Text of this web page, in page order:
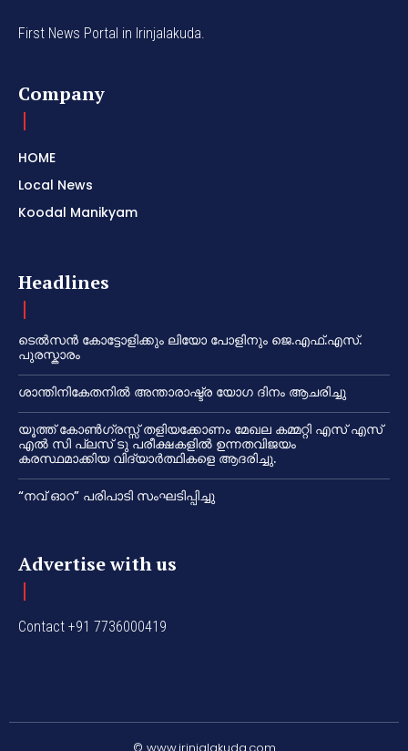
First News Portal in Irinjalakuda.
Company
HOME
Local News
Koodal Manikyam
Headlines
ടെൽസൻ കോട്ടോളിക്കും ലിയോ പോളിനും ജെ.എഫ്.എസ്.
പുരസ്കാരം
ശാന്തിനികേതനിൽ അന്താരാഷ്ട്ര യോഗ ദിനം ആചരിച്ചു
യൂത്ത് കോൺഗ്രസ്സ് തളിയക്കോണം മേഖല കമ്മറ്റി എസ് എസ്
എൽ സി പ്ലസ് ടു പരീക്ഷകളിൽ ഉന്നതവിജയം
കരസ്ഥമാക്കിയ വിദ്യാർത്ഥികളെ ആദരിച്ചു.
“നവ് ഓറ” പരിപാടി സംഘടിപ്പിച്ചു
Advertise with us
Contact +91 7736000419